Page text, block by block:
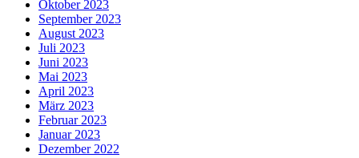
Oktober 2023
September 2023
August 2023
Juli 2023
Juni 2023
Mai 2023
April 2023
März 2023
Februar 2023
Januar 2023
Dezember 2022